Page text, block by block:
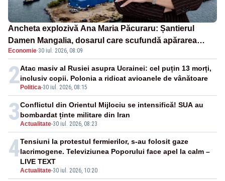
Ancheta explozivă Ana Maria Păcuraru: Șantierul
Damen Mangalia, dosarul care scufundă apărarea
României
Economie·30 iul. 2026, 08:09
2 Politica-30 iul. 2026, 08:15
Atac masiv al Rusiei asupra Ucrainei: cel puțin 13 morți,
inclusiv copii. Polonia a ridicat avioanele de vânătoare
3Actualitate-30 iul. 2026, 08:23
Conflictul din Orientul Mijlociu se intensifică! SUA au
bombardat ținte militare din Iran
4
Actualitate-30 iul. 2026, 10:20
Tensiuni la protestul fermierilor, s-au folosit gaze
lacrimogene. Televiziunea Poporului face apel la calm –
LIVE TEXT